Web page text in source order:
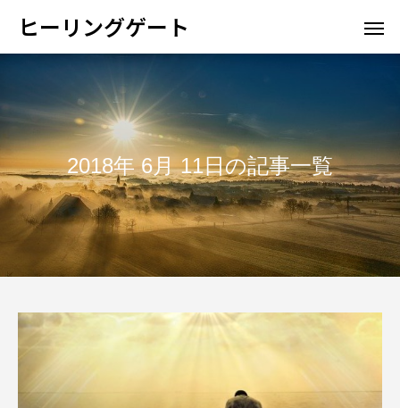
ヒーリングゲート
2018年 6月 11日の記事一覧